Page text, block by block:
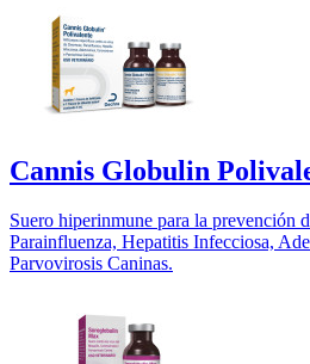
Cannis Globulin
Suero hiperinmune para la prevención
Parainfluenza, Hepatitis Infecciosa,
Parvovirosis Caninas.